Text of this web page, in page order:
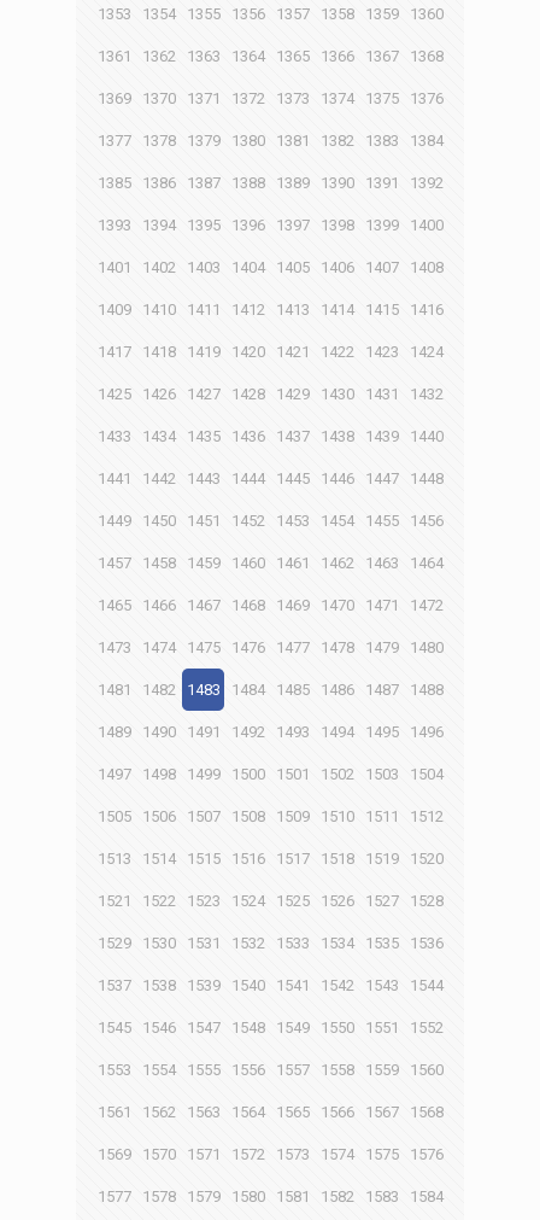
1353 1354 1355 1356 1357 1358 1359 1360
1361 1362 1363 1364 1365 1366 1367 1368
1369 1370 1371 1372 1373 1374 1375 1376
1377 1378 1379 1380 1381 1382 1383 1384
1385 1386 1387 1388 1389 1390 1391 1392
1393 1394 1395 1396 1397 1398 1399 1400
1401 1402 1403 1404 1405 1406 1407 1408
1409 1410 1411 1412 1413 1414 1415 1416
1417 1418 1419 1420 1421 1422 1423 1424
1425 1426 1427 1428 1429 1430 1431 1432
1433 1434 1435 1436 1437 1438 1439 1440
1441 1442 1443 1444 1445 1446 1447 1448
1449 1450 1451 1452 1453 1454 1455 1456
1457 1458 1459 1460 1461 1462 1463 1464
1465 1466 1467 1468 1469 1470 1471 1472
1473 1474 1475 1476 1477 1478 1479 1480
1481 1482 1483 1484 1485 1486 1487 1488
1489 1490 1491 1492 1493 1494 1495 1496
1497 1498 1499 1500 1501 1502 1503 1504
1505 1506 1507 1508 1509 1510 1511 1512
1513 1514 1515 1516 1517 1518 1519 1520
1521 1522 1523 1524 1525 1526 1527 1528
1529 1530 1531 1532 1533 1534 1535 1536
1537 1538 1539 1540 1541 1542 1543 1544
1545 1546 1547 1548 1549 1550 1551 1552
1553 1554 1555 1556 1557 1558 1559 1560
1561 1562 1563 1564 1565 1566 1567 1568
1569 1570 1571 1572 1573 1574 1575 1576
1577 1578 1579 1580 1581 1582 1583 1584